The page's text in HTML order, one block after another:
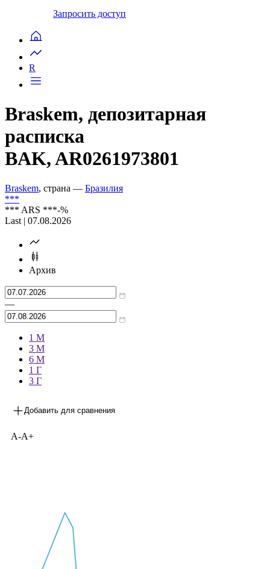
Запросить доступ
R
Braskem, депозитарная
расписка
BAK, AR0261973801
Braskem, страна — Бразилия
***
*** ARS ***-%
Last | 07.08.2026
Архив
—
1 М
3 М
6 М
1 Г
3 Г
Добавить для сравнения